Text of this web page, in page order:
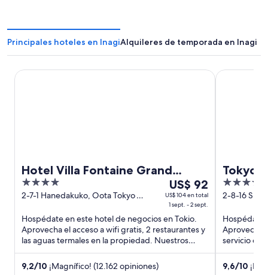
Principales hoteles en InagiAlquileres de temporada en Inagi
Hotel Villa Fontaine Grand
Haneda Airport - Directly
connected to Haneda Airport
Terminal 3
4
out
5
2-7-1 Hanedakuko, Oota Tokyo
Del
1
sept
al
2
sept,
US$ 92
US$ 104 en total
1 sept. - 2 sept.
Hospédate en este hotel de negocios en Tokio.
Aprovecha el acceso a wifi gratis, 2 restaurantes y
las aguas termales en la propiedad. Nuestros
huéspedes destacan ...
9,2/10 ¡Magnífico! (12.162 opiniones)
Hotel Villa Fontaine Grand Haneda Airport - Directly
Tokyo
4
out
5
2-8-16
Hospédate
Aprovecha
servicio
huéspedes
9,6/10
Tokyo Bay